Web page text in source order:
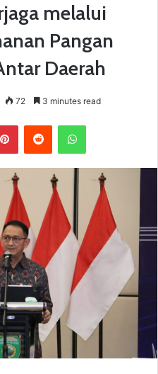
melalui
Pangan
Daerah
72 3 minutes read